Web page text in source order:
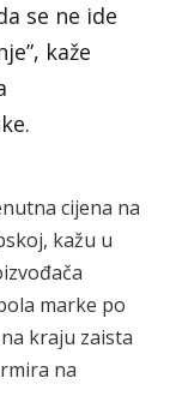
se ne ide
kaže
cijena na
kažu u
marke po
kraju zaista
na